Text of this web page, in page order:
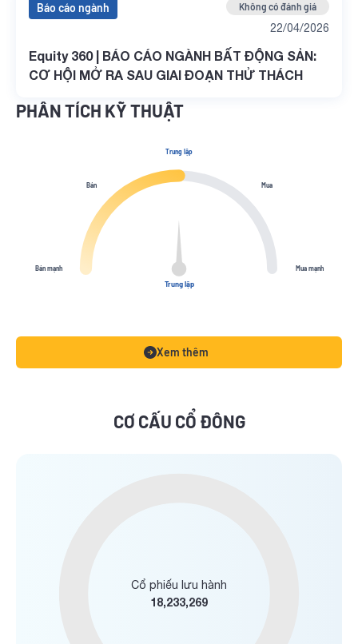
Báo cáo ngành Không có đánh giá
22/04/2026
Equity 360 | BÁO CÁO NGÀNH BẤT ĐỘNG SẢN:
CƠ HỘI MỞ RA SAU GIAI ĐOẠN THỬ THÁCH
PHÂN TÍCH KỸ THUẬT
Bán mạnh
Bán
Trung lập
Mua
Mua mạnh
Trung lập
Xem thêm
CƠ CẤU CỔ ĐÔNG
Cổ phiếu lưu hành
18,233,269